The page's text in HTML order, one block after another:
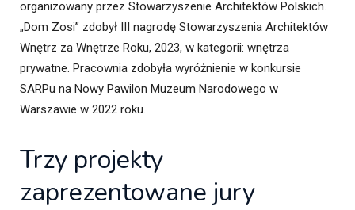
organizowany przez Stowarzyszenie Architektów Polskich.
„Dom Zosi” zdobył III nagrodę Stowarzyszenia Architektów
Wnętrz za Wnętrze Roku, 2023, w kategorii: wnętrza
prywatne. Pracownia zdobyła wyróżnienie w konkursie
SARPu na Nowy Pawilon Muzeum Narodowego w
Warszawie w 2022 roku.
Trzy projekty
zaprezentowane jury